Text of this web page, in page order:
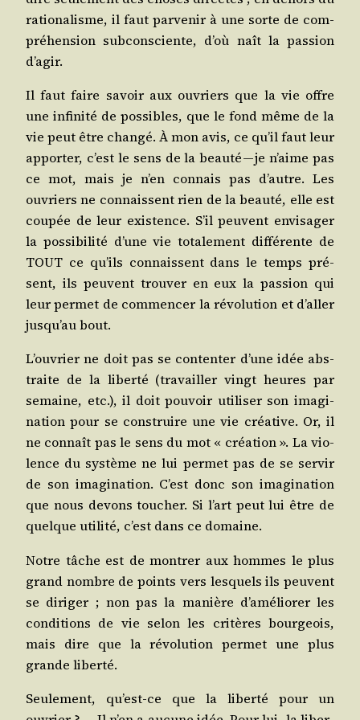
ratio­na­lisme, il faut par­ve­nir à une sorte de com­
pré­hen­sion sub­cons­ciente, d’où naît la pas­sion
d’agir.
Il faut faire savoir aux ouvriers que la vie offre
une infi­ni­té de pos­sibles, que le fond même de la
vie peut être chan­gé. À mon avis, ce qu’il faut leur
appor­ter, c’est le sens de la beau­té — je n’aime pas
ce mot, mais je n’en connais pas d’autre. Les
ouvriers ne connaissent rien de la beau­té, elle est
cou­pée de leur exis­tence. S’il peuvent envi­sa­ger
la pos­si­bi­li­té d’une vie tota­le­ment dif­fé­rente de
TOUT ce qu’ils connaissent dans le temps pré­
sent, ils peuvent trou­ver en eux la pas­sion qui
leur per­met de com­men­cer la révo­lu­tion et d’aller
jusqu’au bout.
L’ouvrier ne doit pas se conten­ter d’une idée abs­
traite de la liber­té (tra­vailler vingt heures par
semaine, etc.), il doit pou­voir uti­li­ser son ima­gi­
na­tion pour se construire une vie créa­tive. Or, il
ne connaît pas le sens du mot « créa­tion ». La vio­
lence du sys­tème ne lui per­met pas de se ser­vir
de son ima­gi­na­tion. C’est donc son ima­gi­na­tion
que nous devons tou­cher. Si l’art peut lui être de
quelque uti­li­té, c’est dans ce domaine.
Notre tâche est de mon­trer aux hommes le plus
grand nombre de points vers les­quels ils peuvent
se diri­ger ; non pas la manière d’améliorer les
condi­tions de vie selon les cri­tères bour­geois,
mais dire que la révo­lu­tion per­met une plus
grande liberté.
Seule­ment, qu’est‑ce que la liber­té pour un